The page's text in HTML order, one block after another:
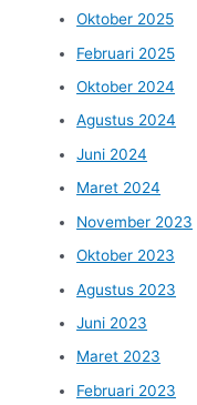
Oktober 2025
Februari 2025
Oktober 2024
Agustus 2024
Juni 2024
Maret 2024
November 2023
Oktober 2023
Agustus 2023
Juni 2023
Maret 2023
Februari 2023